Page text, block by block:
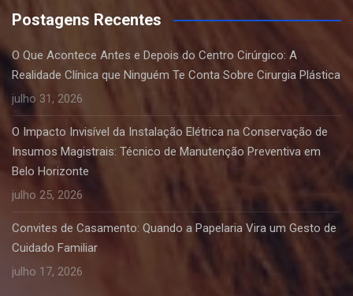
Postagens Recentes
O Que Acontece Antes e Depois do Centro Cirúrgico: A
Realidade Clínica que Ninguém Te Conta Sobre Cirurgia Plástica
julho 31, 2026
O Impacto Invisível da Instalação Elétrica na Conservação de
Insumos Magistrais: Técnico de Manutenção Preventiva em
Belo Horizonte
julho 25, 2026
Convites de Casamento: Quando a Papelaria Vira um Gesto de
Cuidado Familiar
julho 17, 2026